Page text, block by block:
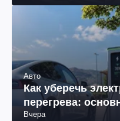
Авто
Как уберечь
перегрева:
Вчера